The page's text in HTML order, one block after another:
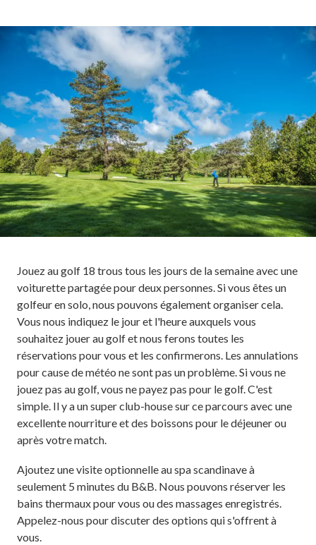
Jouez au golf 18 trous tous les jours de la semaine avec une
voiturette partagée pour deux personnes. Si vous êtes un
golfeur en solo, nous pouvons également organiser cela.
Vous nous indiquez le jour et l'heure auxquels vous
souhaitez jouer au golf et nous ferons toutes les
réservations pour vous et les confirmerons. Les annulations
pour cause de météo ne sont pas un problème. Si vous ne
jouez pas au golf, vous ne payez pas pour le golf. C'est
simple. Il y a un super club-house sur ce parcours avec une
excellente nourriture et des boissons pour le déjeuner ou
après votre match.
Ajoutez une visite optionnelle au spa scandinave à
seulement 5 minutes du B&B. Nous pouvons réserver les
bains thermaux pour vous ou des massages enregistrés.
Appelez-nous pour discuter des options qui s'offrent à
vous.